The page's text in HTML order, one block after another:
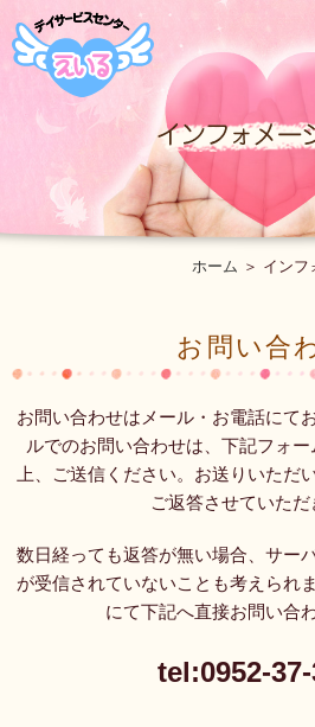
ホーム ＞ イン
お問い合
お問い合わせはメール・お電話にて
ルでのお問い合わせは、下記フォ
上、ご送信ください。お送りいただ
ご返答させていただ
数日経っても返答が無い場合、サー
が受信されていないことも考えられま
にて下記へ直接お問い合
tel:0952-